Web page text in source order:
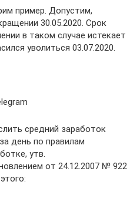
пример. Допустим,
30.05.2020. Срок
в таком случае истекает
уволиться 03.07.2020.
средний заработок
день по правилам
утв.
от 24.12.2007 № 922